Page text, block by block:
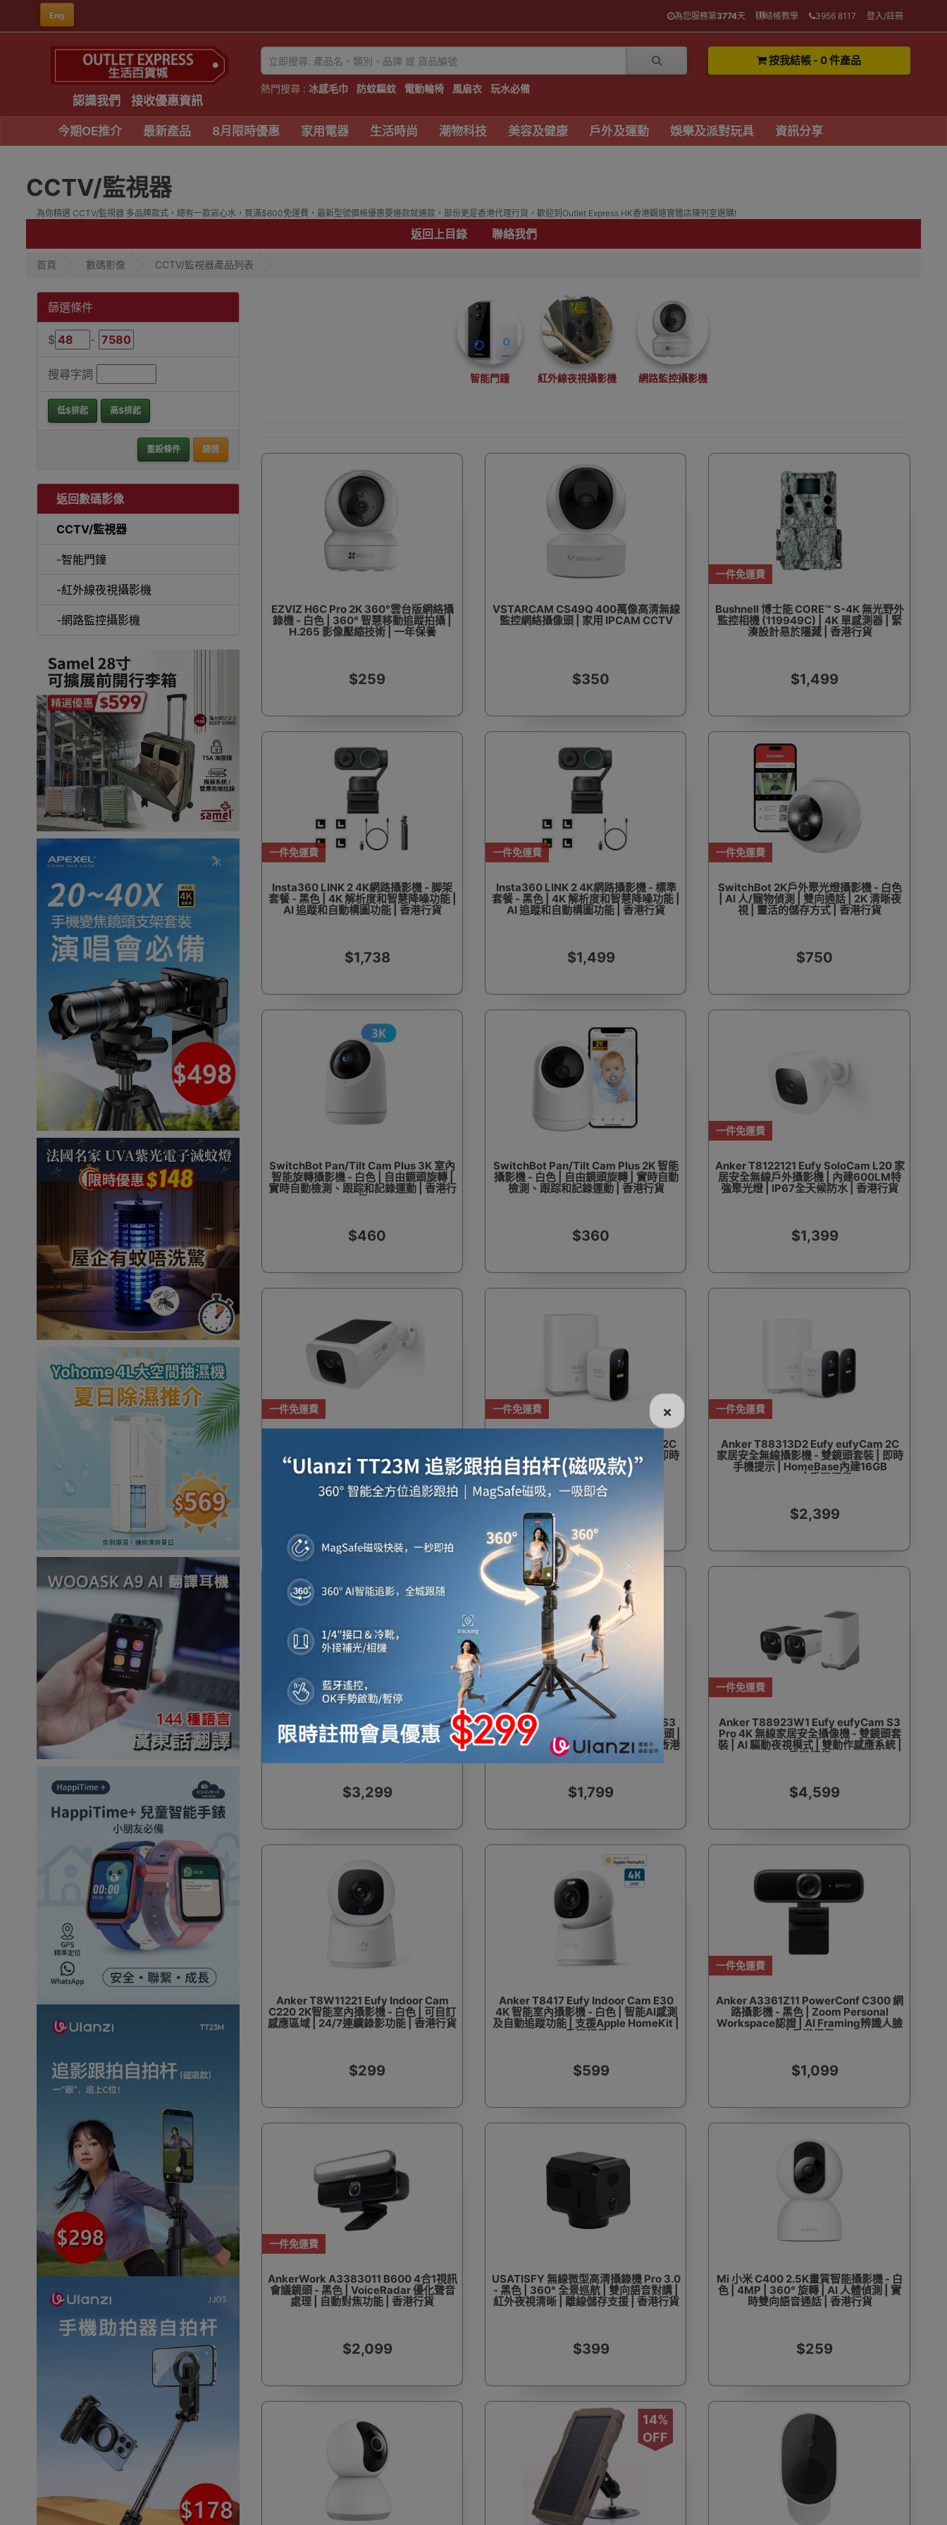
Eng 為您服務第3774天 結帳教學 3956 8117 登入/註冊
認識我們 接收優惠資訊
熱門搜尋 : 冰感毛巾 防蚊驅蚊 電動輪椅 風扇衣 玩水必備
按我結帳 - 0 件產品
今期OE推介 最新產品 8月限時優惠 家用電器 生活時尚 潮物科技 美容及健康 戶外及運動 娛樂及派對玩具 資訊分享
CCTV/監視器
為你精選 CCTV/監視器 多品牌款式，總有一款岩心水，買滿$600免運費，最新型號價格優惠要邊款就邊款，部份更是香港代理行貨，歡迎到Outlet Express HK香港觀塘實體店陳列室選購!
返回上目錄 聯絡我們
首頁 數碼影像 CCTV/監視器產品列表
篩選條件
$ -
搜尋字詞
低$排起 高$排起
重設條件 篩選
返回數碼影像
CCTV/監視器
-智能門鐘
-紅外線夜視攝影機
-網路監控攝影機
智能門鐘 紅外線夜視攝影機 網路監控攝影機
EZVIZ H6C Pro 2K 360°雲台版網絡攝
錄機 - 白色 | 360° 智慧移動追蹤拍攝 |
H.265 影像壓縮技術 | 一年保養
$259
VSTARCAM CS49Q 400萬像高清無線
監控網絡攝像頭 | 家用 IPCAM CCTV
$350
一件免運費
Bushnell 博士能 CORE™ S-4K 無光野外
監控相機 (119949C) | 4K 單感測器 | 緊
湊設計易於隱藏 | 香港行貨
$1,499
一件免運費
Insta360 LINK 2 4K網路攝影機 - 脚架
套餐 - 黑色 | 4K 解析度和智慧降噪功能 |
AI 追蹤和自動構圖功能 | 香港行貨
$1,738
一件免運費
Insta360 LINK 2 4K網路攝影機 - 標準
套餐 - 黑色 | 4K 解析度和智慧降噪功能 |
AI 追蹤和自動構圖功能 | 香港行貨
$1,499
一件免運費
SwitchBot 2K戶外聚光燈攝影機 - 白色
| AI 人/寵物偵測 | 雙向通話 | 2K 清晰夜
視 | 靈活的儲存方式 | 香港行貨
$750
SwitchBot Pan/Tilt Cam Plus 3K 室內
智能旋轉攝影機 - 白色 | 自由鏡頭旋轉 |
實時自動檢測、跟踪和記錄運動 | 香港行
貨
$460
SwitchBot Pan/Tilt Cam Plus 2K 智能
攝影機 - 白色 | 自由鏡頭旋轉 | 實時自動
檢測、跟踪和記錄運動 | 香港行貨
$360
一件免運費
Anker T8122121 Eufy SoloCam L20 家
居安全無線戶外攝影機 | 內建600LM特
強聚光燈 | IP67全天候防水 | 香港行貨
$1,399
一件免運費
2K 無線戶外網絡攝影機 - 白色 | 可連接
至Amazon Alexa / Google Assistant |
香港行貨
一件免運費
Anker T88303D2 Eufy eufyCam 2C
家居安全無線攝影機 - 單鏡頭套裝 | 即時
手機提示 | HomeBase內建16GB
eMMC | 香港行貨
一件免運費
Anker T88313D2 Eufy eufyCam 2C
家居安全無線攝影機 - 雙鏡頭套裝 | 即時
手機提示 | HomeBase內建16GB
eMMC | 香港行貨
$2,399
一件免運費
Anker E8601321 eufyCam E330
(Professional) 4K戶外安全攝影機 - 雙
鏡頭套裝 | BionicMind™️及跨鏡頭追蹤功
$3,299
一件免運費
Anker T81623W1 Eufy eufyCam S3
Pro 4K 無線家居安全攝像機 - 單個鏡頭 |
AI 驅動夜視模式 | 雙動作感應系統 | 香港
行貨
$1,799
一件免運費
Anker T88923W1 Eufy eufyCam S3
Pro 4K 無線家居安全攝像機 - 雙鏡頭套
裝 | AI 驅動夜視模式 | 雙動作感應系統 |
香港行貨
$4,599
Anker T8W11221 Eufy Indoor Cam
C220 2K智能室內攝影機 - 白色 | 可自訂
感應區域 | 24/7連續錄影功能 | 香港行貨
$299
Anker T8417 Eufy Indoor Cam E30
4K 智能室內攝影機 - 白色 | 智能AI感測
及自動追蹤功能 | 支援Apple HomeKit |
香港行貨
$599
一件免運費
Anker A3361Z11 PowerConf C300 網
路攝影機 - 黑色 | Zoom Personal
Workspace認證 | AI Framing辨識人臉
| 香港行貨
$1,099
一件免運費
AnkerWork A3383011 B600 4合1視訊
會議鏡頭 - 黑色 | VoiceRadar 優化聲音
處理 | 自動對焦功能 | 香港行貨
$2,099
USATISFY 無線微型高清攝錄機 Pro 3.0
- 黑色 | 360° 全景巡航 | 雙向語音對講 |
紅外夜視清晰 | 離線儲存支援 | 香港行貨
$399
Mi 小米 C400 2.5K畫質智能攝影機 - 白
色 | 4MP | 360° 旋轉 | AI 人體偵測 | 實
時雙向語音通話 | 香港行貨
$259
14%
OFF
×